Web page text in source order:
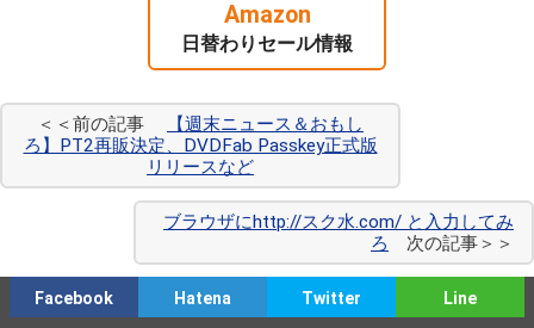
Amazon
日替わりセール情報
＜＜前の記事
【週末ニュース＆おもし
ろ】PT2再販決定、DVDFab Passkey正式版
リリースなど
ブラウザにhttp://スク水.com/ と入力してみ
ろ
次の記事＞＞
Facebook Hatena Twitter Line